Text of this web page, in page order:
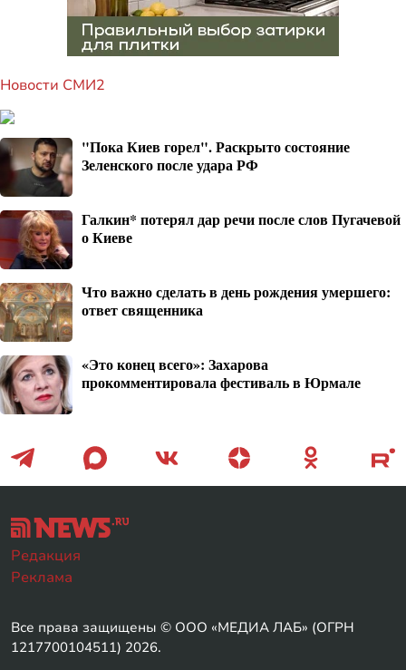
Новости СМИ2
"Пока Киев горел". Раскрыто состояние
Зеленского после удара РФ
Галкин* потерял дар речи после слов Пугачевой
о Киеве
Что важно сделать в день рождения умершего:
ответ священника
«Это конец всего»: Захарова
прокомментировала фестиваль в Юрмале
Редакция
Реклама
Все права защищены © ООО «МЕДИА ЛАБ» (ОГРН
1217700104511) 2026.